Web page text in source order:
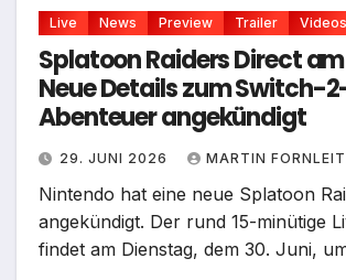
Live News Preview Trailer Videos
Splatoon Raiders Direct
Neue Details zum Switch-
Abenteuer angekündigt
29. JUNI 2026 MARTIN
Nintendo hat eine neue Splatoon
angekündigt. Der rund 15-minütige
findet am Dienstag, dem 30. Juni,